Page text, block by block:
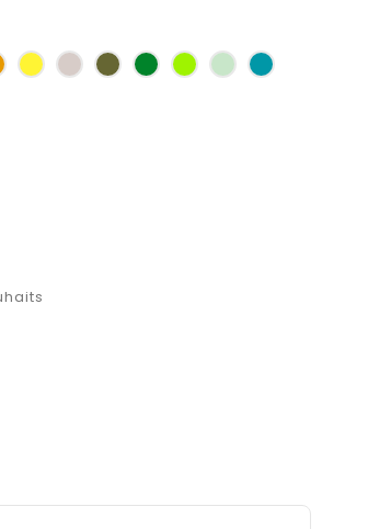
Jaune
d'or
jauneFicelleKaki Vert
bouteille
Anis
Vert
d'eau
Turquoise